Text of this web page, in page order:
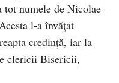
tot numele de Nicolae
l-a învăţat
credinţă, iar la
clericii Bisericii,